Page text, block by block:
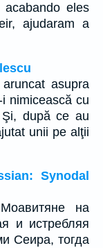
eles
ajudaram a
asupra
nimicească cu
după ce au
unii pe alţii
Synodal
на
и истребляя
Сеира, тогда